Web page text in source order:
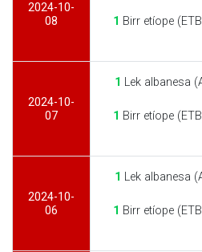
2024-10-
08
1 Birr etíope
2024-10-
07
1 Lek albanesa
1 Birr etíope
2024-10-
06
1 Lek albanesa
1 Birr etíope